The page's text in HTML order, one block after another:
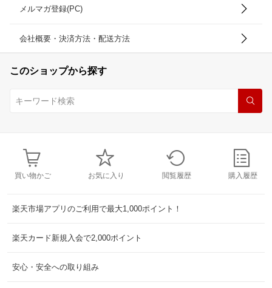
メルマガ登録(PC)
会社概要・決済方法・配送方法
このショップから探す
買い物かご お気に入り 閲覧履歴 購入履歴
楽天市場アプリのご利用で最大1,000ポイント！
楽天カード新規入会で2,000ポイント
安心・安全への取り組み